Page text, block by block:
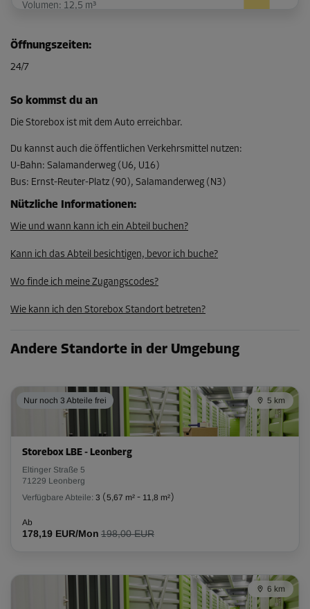
Volumen: 12,5 m³
-10%
203,00 EUR/Mon
182,69 EUR/Mon
Abteil 6
Fläche: 3,6 m²
Volumen: 9,4 m³
L:3m B:1,2m H:2,6m
-30%
Ab
115,49 EUR/Mon
Volumen: 6,2 m³
1,1 2,6m
-10%
Ab
Fläche: 1,8 m²
Volumen: 4,7 m³
Öffnungszeiten:
24/7
So kommst du an
Die Storebox ist mit dem Auto erreichbar.
Du kannst auch die öffentlichen Verkehrsmittel nutzen:
U-Bahn: Salamanderweg (U6, U16)
Bus: Ernst-Reuter-Platz (90), Salamanderweg (N3)
Nützliche Informationen:
Wie und wann kann ich ein Abteil buchen?
Kann ich das Abteil besichtigen, bevor ich buche?
Wo finde ich meine Zugangscodes?
Wie kann ich den Storebox Standort betreten?
Andere Standorte in der Umgebung
Nur noch 3 Abteile frei 5 km
Storebox LBE - Leonberg
Eltinger Straße 5
71229 Leonberg
Verfügbare Abteile: 3 (5,67 m² - 11,8 m²)
Ab
178,19 EUR/Mon 198,00 EUR
6 km